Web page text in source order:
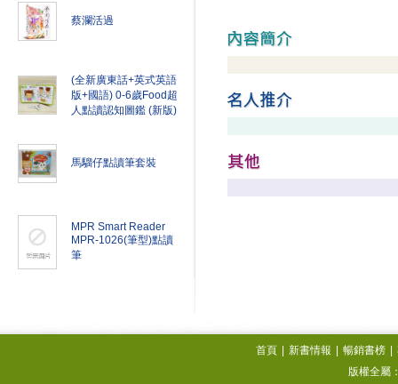
蔡瀾活過
(全新廣東話+英式英語
版+國語) 0-6歲Food超
人點讀認知圖鑑 (新版)
馬騮仔點讀筆套裝
MPR Smart Reader
MPR-1026(筆型)點讀
筆
首頁 新書情報 暢銷書榜
版權全屬